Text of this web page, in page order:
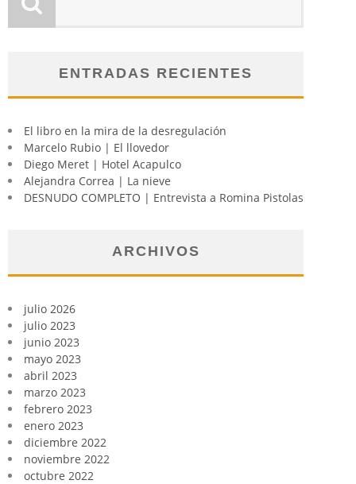
ENTRADAS RECIENTES
El libro en la mira de la desregulación
Marcelo Rubio | El llovedor
Diego Meret | Hotel Acapulco
Alejandra Correa | La nieve
DESNUDO COMPLETO | Entrevista a Romina Pistolas
ARCHIVOS
julio 2026
julio 2023
junio 2023
mayo 2023
abril 2023
marzo 2023
febrero 2023
enero 2023
diciembre 2022
noviembre 2022
octubre 2022